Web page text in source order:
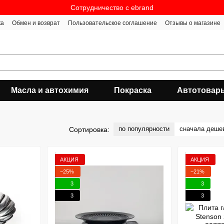
Сотрудничество c ebrand
Обмен и возврат Пользовательское соглашение Отзывы о магазине
Масла и автохимия Покраска
Сортировка: по популярности сначала
АКЦИЯ
−25%
3
3
АКЦИЯ
−21%
3
3